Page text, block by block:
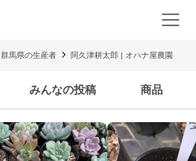
群馬県の生産者 阿久津耕太郎 | オハナ屋農園
みんなの投稿 商品